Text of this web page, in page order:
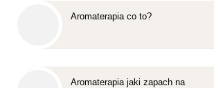
Aromaterapia co to?
Aromaterapia jaki zapach na